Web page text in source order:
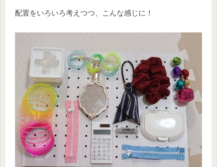
配置をいろいろ考えつつ、こんな感じに！